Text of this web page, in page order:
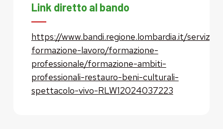
Link diretto al bando
https://www.bandi.regione.lombardia.it/servizi/
formazione-lavoro/formazione-
professionale/formazione-ambiti-
professionali-restauro-beni-culturali-
spettacolo-vivo-RLW12024037223